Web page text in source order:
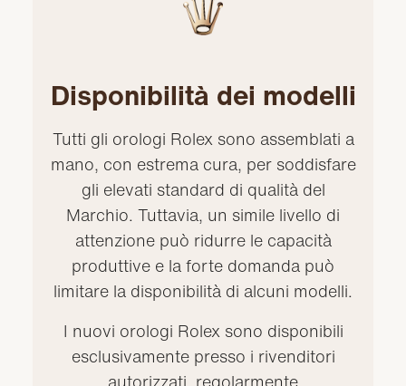
Disponibilità dei modelli
Tutti gli orologi Rolex sono assemblati a
mano, con estrema cura, per soddisfare
gli elevati standard di qualità del
Marchio. Tuttavia, un simile livello di
attenzione può ridurre le capacità
produttive e la forte domanda può
limitare la disponibilità di alcuni modelli.
I nuovi orologi Rolex sono disponibili
esclusivamente presso i rivenditori